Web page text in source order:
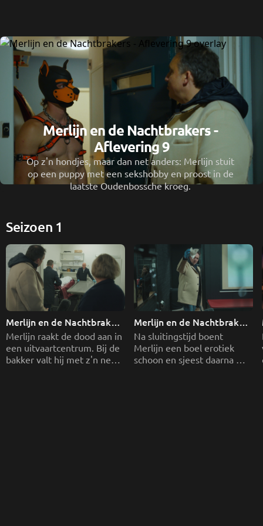
Merlijn en de Nachtbrakers -
Aflevering 9
Op z'n hondjes, maar dan net anders: Merlijn stuit
op een puppy met een sekshobby en proost in de
laatste Oudenbossche kroeg.
Seizoen 1
Merlijn en de Nachtbrakers
- Aflevering 1
Merlijn raakt de dood aan in
een uitvaartcentrum. Bij de
bakker valt hij met z'n neus
Merlijn en de Nachtbrakers
- Aflevering 2
Na sluitingstijd boent
Merlijn een boel erotiek
schoon en sjeest daarna